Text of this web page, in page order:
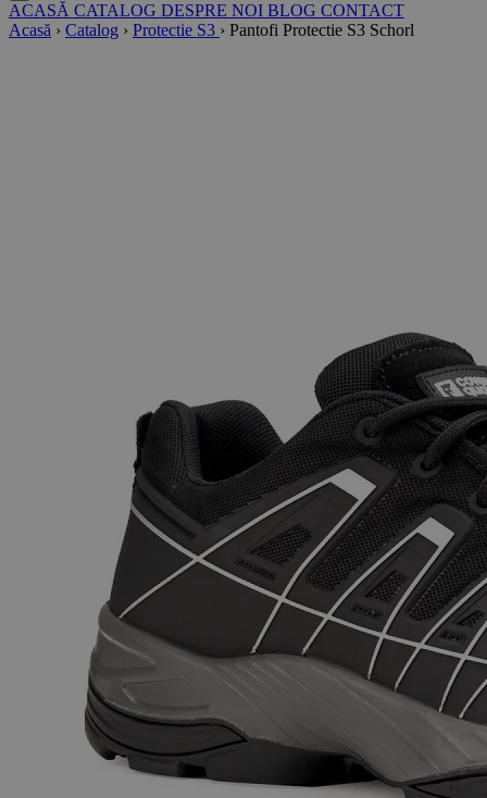
ACASĂ CATALOG DESPRE NOI BLOG CONTACT
Acasă › Catalog › Protectie S3 › Pantofi Protectie S3 Schorl